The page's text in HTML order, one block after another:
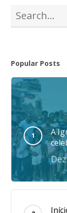
Popular Posts
A